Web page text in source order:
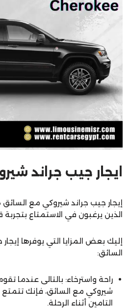
ايجار جيب جراند
إيجار جيب جراند شيروكي مع السائق
الذين يرغبون في الاستمتاع بتجربة
إليك بعض المزايا التي يوفرها
السائق:
راحة واسترخاء: بالتالى عندما
شيروكي مع السائق، فإنك تتمتع
التامين أثناء الرحلة.